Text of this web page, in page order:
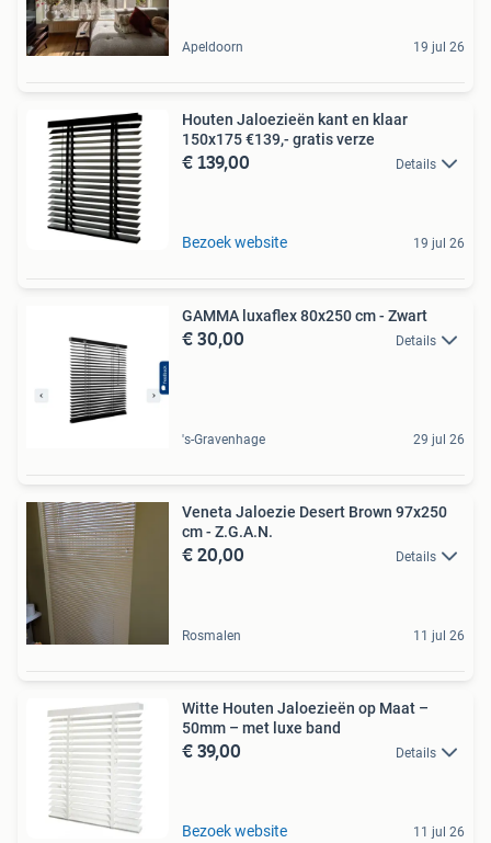
Apeldoorn 19 jul 26
Houten Jaloezieën kant en klaar
150x175 €139,- gratis verze
€ 139,00 Details
Bezoek website 19 jul 26
GAMMA luxaflex 80x250 cm - Zwart
€ 30,00 Details
's-Gravenhage 29 jul 26
Veneta Jaloezie Desert Brown 97x250
cm - Z.G.A.N.
€ 20,00 Details
Rosmalen 11 jul 26
Witte Houten Jaloezieën op Maat –
50mm – met luxe band
€ 39,00 Details
Bezoek website 11 jul 26